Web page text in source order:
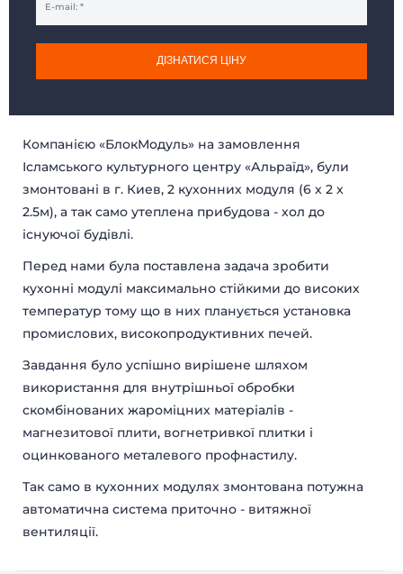
БУДИНКИ МОДУЛЬНІ
КАРКАСНІ БУДИНКИ
ДАЧНІ БУДИНКИ
МОДУЛЬНІ ОФІСИ
САНІТАРНІ БЛОКИ
КІОСКИ І ЛАРЬКИ
ГУРТОЖИТКИ
МОДУЛЬНІ БУДІВЛІ
МОДУЛЬНІ ГОТЕЛІ
ПОБУТІВКИ
ЇДАЛЬНІ
МОДУЛЬНІ ЦЕХИ
КАЗАРМИ
МІСТЕЧКА
ГЛЕМПІНГ
ДІЗНАТИСЯ ЦІНУ
Компанією «БлокМодуль» на замовлення
Ісламського культурного центру «Альраїд», були
змонтовані в г. Киев, 2 кухонних модуля (6 х 2 х
2.5м), а так само утеплена прибудова - хол до
існуючої будівлі.
Перед нами була поставлена ​​задача зробити
кухонні модулі максимально стійкими до високих
температур тому що в них планується установка
промислових, високопродуктивних печей.
Завдання було успішно вирішене шляхом
використання для внутрішньої обробки
скомбінованих жароміцних матеріалів -
магнезитової плити, вогнетривкої плитки і
оцинкованого металевого профнастилу.
Так само в кухонних модулях змонтована потужна
автоматична система приточно - витяжної
вентиляції.